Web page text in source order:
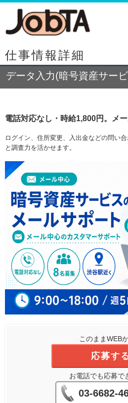
仕事情報詳細
データ入力(暗号資産サー
電話対応なし・時給1,800円。メ
ログイン、住所変更、入出金などの問い
と調査力を活かせます。
このままWEB
応募す
お電話でも応募で
03-6682-